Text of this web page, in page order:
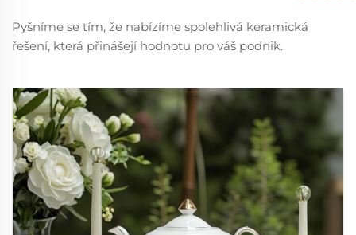
Pyšníme se tím, že nabízíme spolehlivá keramická
řešení, která přinášejí hodnotu pro váš podnik.